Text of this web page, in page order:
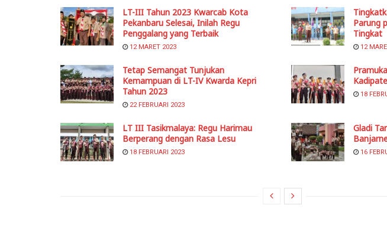
LT-III Tahun 2023 Kwarcab Kota
Pekanbaru Selesai, Inilah Regu
Penggalang yang Terbaik
12 MARET 2023
Parung
Tingkat
12
Tetap Semangat Tunjukan
Kemampuan di LT-IV Kwarda Kepri
Tahun 2023
22 FEBRUARI 2023
18
LT III Tasikmalaya: Regu Harimau
Berperang dengan Rasa Lesu
18 FEBRUARI 2023
Gladi
16